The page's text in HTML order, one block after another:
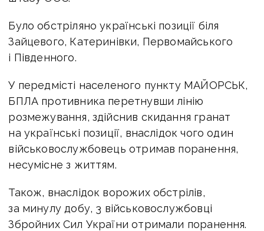
Було обстріляно українські позиції біля
Зайцевого, Катеринівки, Первомайського
і Південного.
У передмісті населеного пункту МАЙОРСЬК,
БПЛА противника перетнувши лінію
розмежування, здійснив скидання гранат
на українські позиції, внаслідок чого один
військовослужбовець отримав поранення,
несумісне з життям.
Також, внаслідок ворожих обстрілів,
за минулу добу, 3 військовослужбовці
Збройних Сил України отримали поранення.